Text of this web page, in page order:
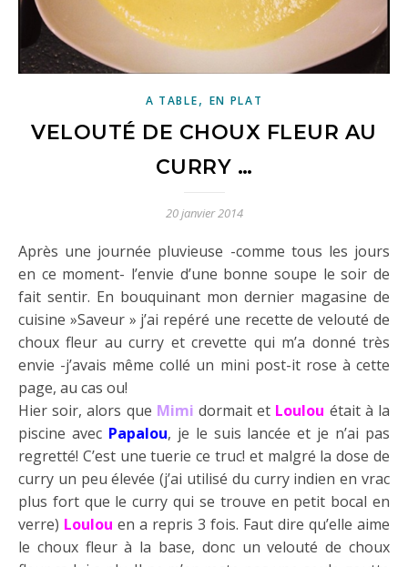
A TABLE, EN PLAT
VELOUTÉ DE CHOUX FLEUR AU
CURRY …
20 janvier 2014
Après une journée pluvieuse -comme tous les jours
en ce moment- l’envie d’une bonne soupe le soir de
fait sentir. En bouquinant mon dernier magasine de
cuisine »Saveur » j’ai repéré une recette de velouté de
choux fleur au curry et crevette qui m’a donné très
envie -j’avais même collé un mini post-it rose à cette
page, au cas ou!
Hier soir, alors que Mimi dormait et Loulou était à la
piscine avec Papalou, je le suis lancée et je n’ai pas
regretté! C’est une tuerie ce truc! et malgré la dose de
curry un peu élevée (j’ai utilisé du curry indien en vrac
plus fort que le curry qui se trouve en petit bocal en
verre) Loulou en a repris 3 fois. Faut dire qu’elle aime
le choux fleur à la base, donc un velouté de choux